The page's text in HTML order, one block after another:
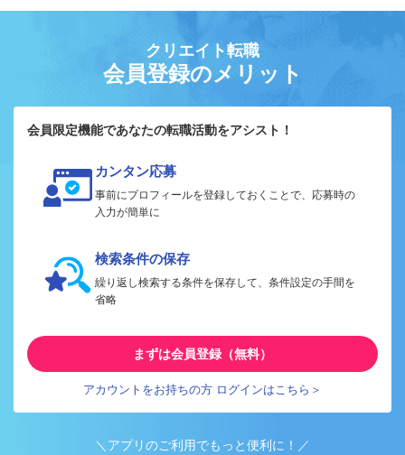
クリエイト転職
会員登録のメリット
会員限定機能であなたの転職活動をアシスト！
カンタン応募
事前にプロフィールを登録しておくことで、応募時の
入力が簡単に
検索条件の保存
繰り返し検索する条件を保存して、条件設定の手間を
省略
まずは会員登録（無料）
アカウントをお持ちの方 ログインはこちら＞
＼アプリのご利用でもっと便利に！／